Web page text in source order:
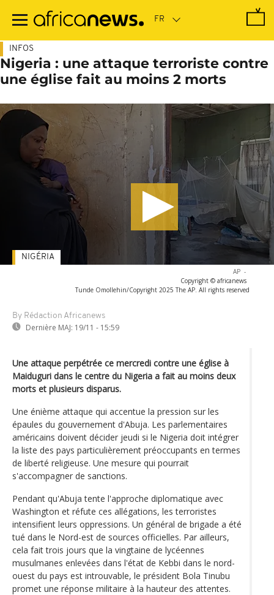
contenu
INFOS
Nigeria : une attaque terroriste contre
une église fait au moins 2 morts
AP -
Copyright © africanews
Tunde Omollehin/Copyright 2025 The AP. All rights reserved
By Rédaction Africanews
Dernière MAJ: 19/11 - 15:59
NIGÉRIA
Une attaque perpétrée ce mercredi contre une église à
Maiduguri dans le centre du Nigeria a fait au moins deux
morts et plusieurs disparus.
Une énième attaque qui accentue la pression sur les
épaules du gouvernement d'Abuja. Les parlementaires
américains doivent décider jeudi si le Nigeria doit intégrer
la liste des pays particulièrement préoccupants en termes
de liberté religieuse. Une mesure qui pourrait
s'accompagner de sanctions.
Pendant qu'Abuja tente l'approche diplomatique avec
Washington et réfute ces allégations, les terroristes
intensifient leurs oppressions. Un général de brigade a été
tué dans le Nord-est de sources officielles. Par ailleurs,
cela fait trois jours que la vingtaine de lycéennes
musulmanes enlevées dans l'état de Kebbi dans le nord-
ouest du pays est introuvable, le président Bola Tinubu
promet une réponse militaire à la hauteur des attentes.